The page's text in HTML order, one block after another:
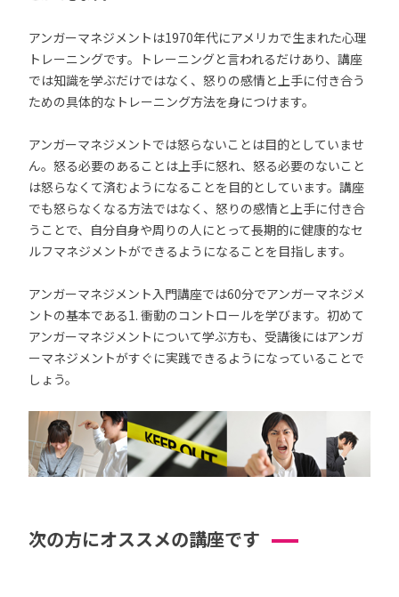
アンガーマネジメントは1970年代にアメリカで生まれた心理
トレーニングです。トレーニングと言われるだけあり、講座
では知識を学ぶだけではなく、怒りの感情と上手に付き合う
ための具体的なトレーニング方法を身につけます。
アンガーマネジメントでは怒らないことは目的としていませ
ん。怒る必要のあることは上手に怒れ、怒る必要のないこと
は怒らなくて済むようになることを目的としています。講座
でも怒らなくなる方法ではなく、怒りの感情と上手に付き合
うことで、自分自身や周りの人にとって長期的に健康的なセ
ルフマネジメントができるようになることを目指します。
アンガーマネジメント入門講座では60分でアンガーマネジメ
ントの基本である1. 衝動のコントロールを学びます。初めて
アンガーマネジメントについて学ぶ方も、受講後にはアンガ
ーマネジメントがすぐに実践できるようになっていることで
しょう。
次の方にオススメの講座です